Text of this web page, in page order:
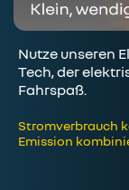
Nutze unseren
Tech, der
Fahrspaß.
Stromverbrauch
Emission